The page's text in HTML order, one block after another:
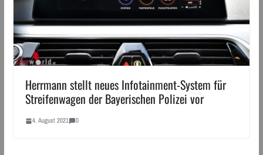
Herrmann stellt neues Infotainment-System für
Streifenwagen der Bayerischen Polizei vor
4. August 2021 0